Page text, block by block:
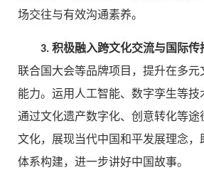
场交往与有效沟通素养。
3. 积极融入跨文化交流与国际传
联合国大会等品牌项目，提升在多元
能力。运用人工智能、数字孪生等技
通过文化遗产数字化、创意转化等途
文化，展现当代中国和平发展理念，
体系构建，进一步讲好中国故事。